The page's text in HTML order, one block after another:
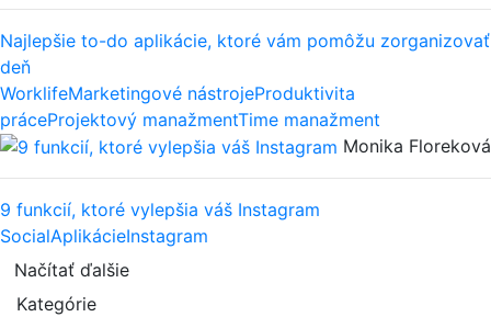
Najlepšie to-do aplikácie, ktoré vám pomôžu zorganizovať
deň
WorklifeMarketingové nástrojeProduktivita
práceProjektový manažmentTime manažment
Monika Floreková
9 funkcií, ktoré vylepšia váš Instagram
SocialAplikácieInstagram
Načítať ďalšie
Kategórie